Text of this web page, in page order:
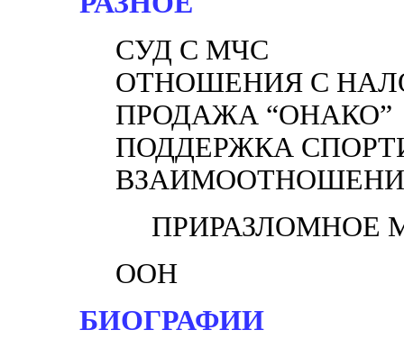
СУД С МЧС
ОТНОШЕНИЯ С
ПРОДАЖА “ОНАКО”
ПОДДЕРЖКА
ПРИРАЗЛОМНОЕ
ООН
БИОГРАФИИ